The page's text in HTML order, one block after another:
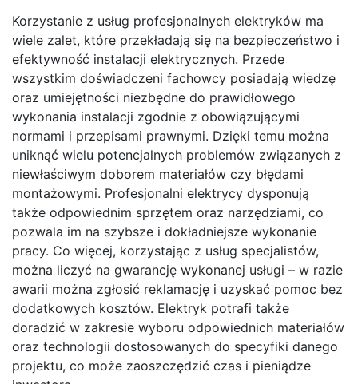
Korzystanie z usług profesjonalnych elektryków ma
wiele zalet, które przekładają się na bezpieczeństwo i
efektywność instalacji elektrycznych. Przede
wszystkim doświadczeni fachowcy posiadają wiedzę
oraz umiejętności niezbędne do prawidłowego
wykonania instalacji zgodnie z obowiązującymi
normami i przepisami prawnymi. Dzięki temu można
uniknąć wielu potencjalnych problemów związanych z
niewłaściwym doborem materiałów czy błędami
montażowymi. Profesjonalni elektrycy dysponują
także odpowiednim sprzętem oraz narzędziami, co
pozwala im na szybsze i dokładniejsze wykonanie
pracy. Co więcej, korzystając z usług specjalistów,
można liczyć na gwarancję wykonanej usługi – w razie
awarii można zgłosić reklamację i uzyskać pomoc bez
dodatkowych kosztów. Elektryk potrafi także
doradzić w zakresie wyboru odpowiednich materiałów
oraz technologii dostosowanych do specyfiki danego
projektu, co może zaoszczędzić czas i pieniądze